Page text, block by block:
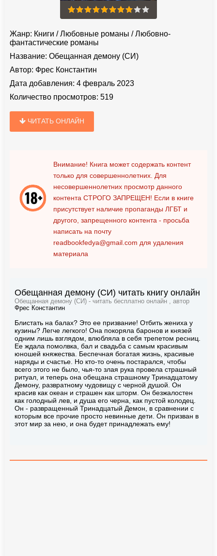
Жанр: Книги /Любовные романы /Любовно-
фантастические романы
Название: Обещанная демону (СИ)
Автор: Фрес Константин
Дата добавления: 4 февраль 2023
Количество просмотров: 519
ЧИТАТЬ ОНЛАЙН
Внимание! Книга может содержать контент
только для совершеннолетних. Для
несовершеннолетних просмотр данного
контента СТРОГО ЗАПРЕЩЕН! Если в книге
присутствует наличие пропаганды ЛГБТ и
другого, запрещенного контента - просьба
написать на почту
readbookfedya@gmail.com для удаления
материала
Обещанная демону (СИ) читать книгу онлайн
Обещанная демону (СИ) - читать бесплатно онлайн , автор
Фрес Константин
Блистать на балах? Это ее призвание! Отбить жениха у
кузины? Легче легкого! Она покоряла баронов и князей
одним лишь взглядом, влюбляла в себя трепетом ресниц.
Ее ждала помолвка, бал и свадьба с самым красивым
юношей княжества. Беспечная богатая жизнь, красивые
наряды и счастье. Но кто-то очень постарался, чтобы
всего этого не было, чья-то злая рука провела страшный
ритуал, и теперь она обещана страшному Тринадцатому
Демону, развратному чудовищу с черной душой. Он
красив как океан и страшен как шторм. Он безжалостен
как голодный лев, и душа его черна, как пустой колодец.
Он - развращенный Тринадцатый Демон, в сравнении с
которым все прочие просто невинные дети. Он призван в
этот мир за нею, и она будет принадлежать ему!